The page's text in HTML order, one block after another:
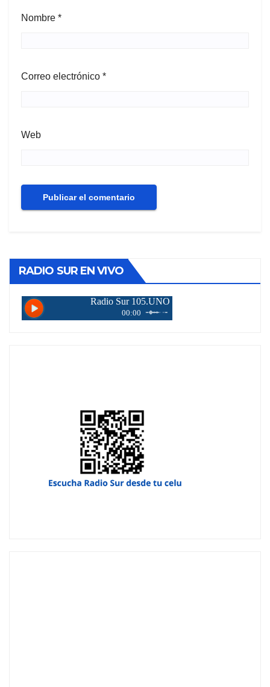
Nombre *
Correo electrónico *
Web
RADIO SUR EN VIVO